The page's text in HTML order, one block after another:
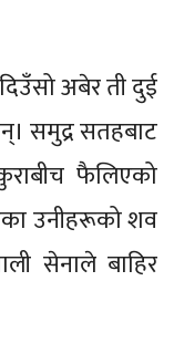
अबेर ती दुई
समुद्र सतहबाट
फैलिएको
उनीहरूको शव
सेनाले बाहिर